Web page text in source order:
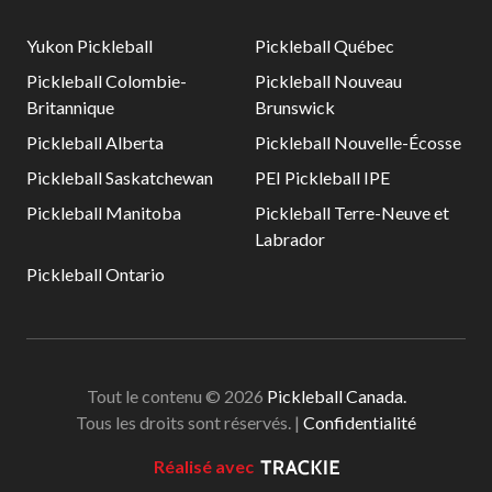
compétence
Informations sur le
programme
Questions
concernant l’adhésion
Yukon Pickleball
Pickleball Québec
Pickleball Colombie-
Britannique
Pickleball Nouveau
Brunswick
Pickleball Alberta
Pickleball Nouvelle-Écosse
Pickleball Saskatchewan
PEI Pickleball IPE
Pickleball Manitoba
Pickleball Terre-Neuve et
Labrador
Pickleball Ontario
Tout le contenu © 2026 Pickleball Canada.
Tous les droits sont réservés. | Confidentialité
Réalisé avec